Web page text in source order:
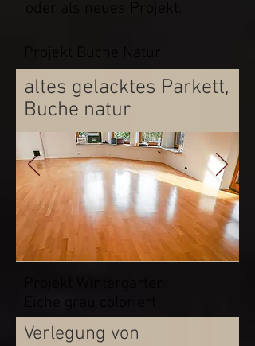
altes gelacktes Parkett,
Buche natur
Verlegung von